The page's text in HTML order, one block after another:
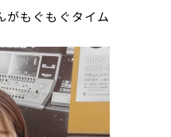
がもぐもぐタイム